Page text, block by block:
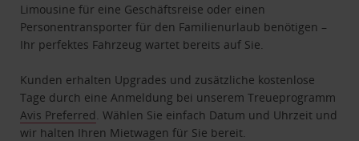
Limousine für eine Geschäftsreise oder einen
Personentransporter für den Familienurlaub benötigen –
Ihr perfektes Fahrzeug wartet bereits auf Sie.
Kunden erhalten Upgrades und zusätzliche kostenlose
Tage durch eine Anmeldung bei unserem Treueprogramm
Avis Preferred . Wählen Sie einfach Datum und Uhrzeit und
wir halten Ihren Mietwagen für Sie bereit.